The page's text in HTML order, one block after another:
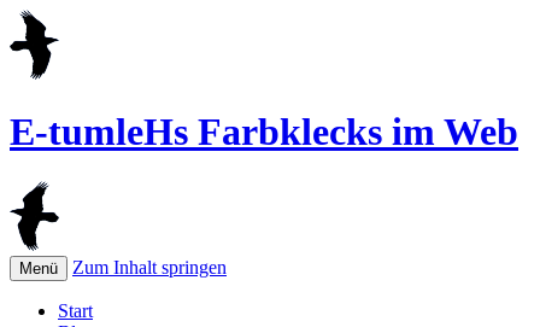
E-tumleHs Farbklecks im Web
Menü Zum Inhalt springen
Start